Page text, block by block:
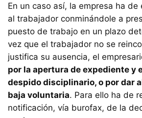
En un caso así, la empresa ha
al trabajador conminándole a
puesto de trabajo en un plazo
vez que el trabajador no se
justifica su ausencia, el
por la apertura de expediente y
despido disciplinario, o por dar
baja voluntaria. Para ello ha de
notificación, vía burofax, de la